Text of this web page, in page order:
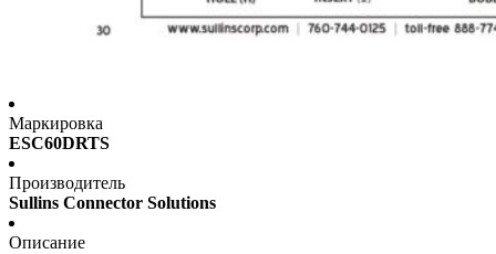
Маркировка
ESC60DRTS
Производитель
Sullins Connector Solutions
Описание